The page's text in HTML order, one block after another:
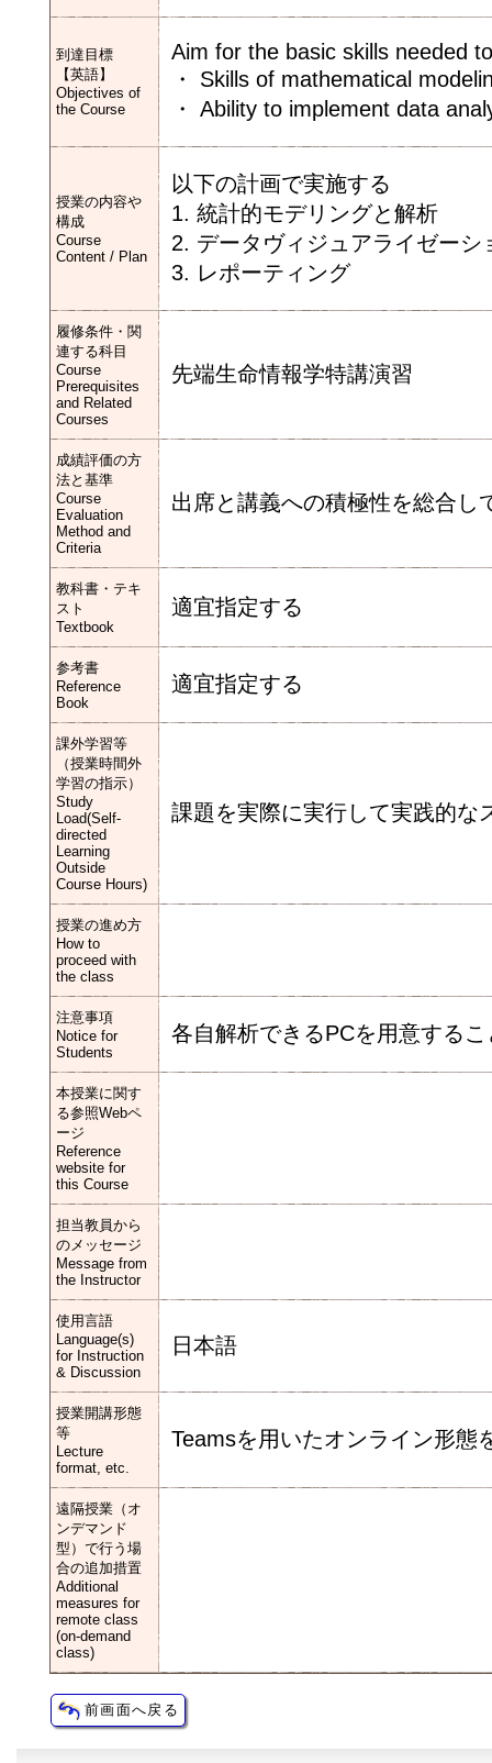
到達目標
【英語】
Objectives of
the Course
Aim for the basic skills needed
・ Skills of mathematical
・ Ability to implement data
授業の内容や
構成
Course
Content / Plan
以下の計画で実施する
1. 統計的モデリングと解析
2. データヴィジュアライゼーシ
3. レポーティング
履修条件・関
連する科目
Course
Prerequisites
and Related
Courses
先端生命情報学特講演習
成績評価の方
法と基準
Course
Evaluation
Method and
Criteria
出席と講義への積極性を総合し
教科書・テキ
スト
Textbook
適宜指定する
参考書
Reference
Book
適宜指定する
課外学習等
（授業時間外
学習の指示）
Study
Load(Self-
directed
Learning
Outside
Course Hours)
課題を実際に実行して実践的な
授業の進め方
How to
proceed with
the class
注意事項
Notice for
Students
各自解析できるPCを用意するこ
本授業に関す
る参照Webペ
ージ
Reference
website for
this Course
担当教員から
のメッセージ
Message from
the Instructor
使用言語
Language(s)
for Instruction
& Discussion
日本語
授業開講形態
等
Lecture
format, etc.
Teamsを用いたオンライン形態
遠隔授業（オ
ンデマンド
型）で行う場
合の追加措置
Additional
measures for
remote class
(on-demand
class)